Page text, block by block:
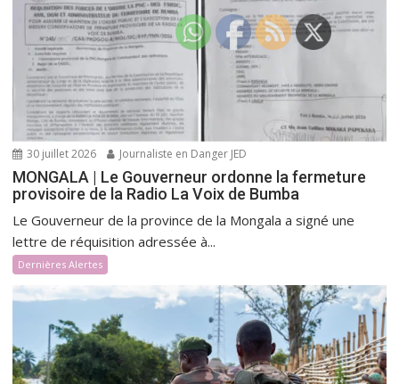
30 juillet 2026 Journaliste en Danger JED
MONGALA | Le Gouverneur ordonne la fermeture
provisoire de la Radio La Voix de Bumba
Le Gouverneur de la province de la Mongala a signé une
lettre de réquisition adressée à...
Dernières Alertes